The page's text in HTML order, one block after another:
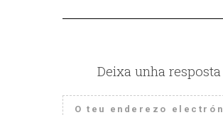
Deixa unha resposta
O teu enderezo